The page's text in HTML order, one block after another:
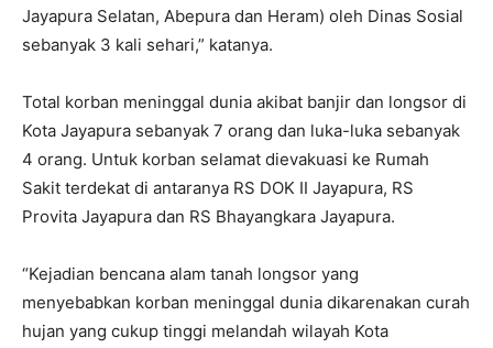
Jayapura Selatan, Abepura dan Heram) oleh Dinas Sosial
sebanyak 3 kali sehari,” katanya.
Total korban meninggal dunia akibat banjir dan longsor di
Kota Jayapura sebanyak 7 orang dan luka-luka sebanyak
4 orang. Untuk korban selamat dievakuasi ke Rumah
Sakit terdekat di antaranya RS DOK II Jayapura, RS
Provita Jayapura dan RS Bhayangkara Jayapura.
“Kejadian bencana alam tanah longsor yang
menyebabkan korban meninggal dunia dikarenakan curah
hujan yang cukup tinggi melandah wilayah Kota